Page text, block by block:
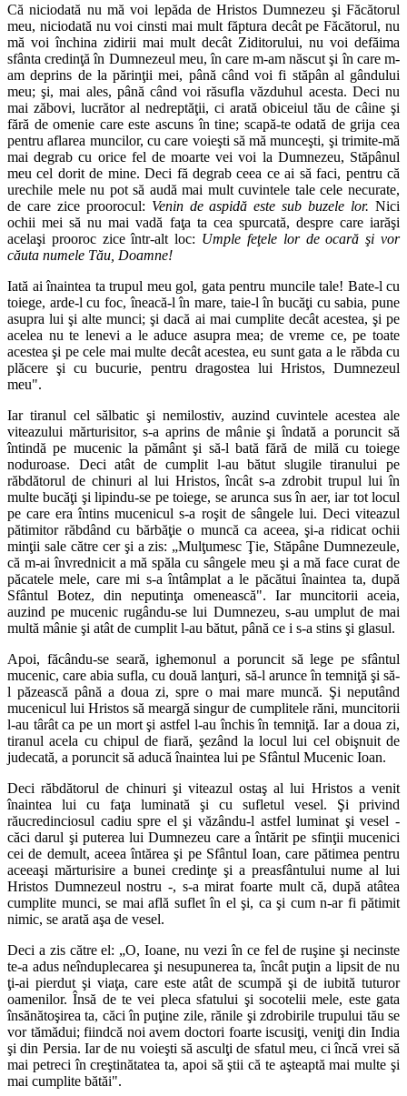
Că niciodată nu mă voi lepăda de Hristos Dumnezeu şi Făcătorul
meu, niciodată nu voi cinsti mai mult făptura decât pe Făcătorul, nu
mă voi închina zidirii mai mult decât Ziditorului, nu voi defăima
sfânta credinţă în Dumnezeul meu, în care m-am născut şi în care m-
am deprins de la părinţii mei, până când voi fi stăpân al gândului
meu; şi, mai ales, până când voi răsufla văzduhul acesta. Deci nu
mai zăbovi, lucrător al nedreptăţii, ci arată obiceiul tău de câine şi
fără de omenie care este ascuns în tine; scapă-te odată de grija cea
pentru aflarea muncilor, cu care voieşti să mă munceşti, şi trimite-mă
mai degrab cu orice fel de moarte vei voi la Dumnezeu, Stăpânul
meu cel dorit de mine. Deci fă degrab ceea ce ai să faci, pentru că
urechile mele nu pot să audă mai mult cuvintele tale cele necurate,
de care zice proorocul: Venin de aspidă este sub buzele lor.Nici
ochii mei să nu mai vadă faţa ta cea spurcată, despre care iarăşi
acelaşi prooroc zice într-alt loc: Umple feţele lor de ocară şi vor
căuta numele Tău, Doamne!
Iată ai înaintea ta trupul meu gol, gata pentru muncile tale! Bate-l cu
toiege, arde-l cu foc, îneacă-l în mare, taie-l în bucăţi cu sabia, pune
asupra lui şi alte munci; şi dacă ai mai cumplite decât acestea, şi pe
acelea nu te lenevi a le aduce asupra mea; de vreme ce, pe toate
acestea şi pe cele mai multe decât acestea, eu sunt gata a le răbda cu
plăcere şi cu bucurie, pentru dragostea lui Hristos, Dumnezeul
meu".
Iar tiranul cel sălbatic şi nemilostiv, auzind cuvintele acestea ale
viteazului mărturisitor, s-a aprins de mânie şi îndată a poruncit să
întindă pe mucenic la pământ şi să-l bată fără de milă cu toiege
noduroase. Deci atât de cumplit l-au bătut slugile tiranului pe
răbdătorul de chinuri al lui Hristos, încât s-a zdrobit trupul lui în
multe bucăţi şi lipindu-se pe toiege, se arunca sus în aer, iar tot locul
pe care era întins mucenicul s-a roşit de sângele lui. Deci viteazul
pătimitor răbdând cu bărbăţie o muncă ca aceea, şi-a ridicat ochii
minţii sale către cer şi a zis: „Mulţumesc Ţie, Stăpâne Dumnezeule,
că m-ai învrednicit a mă spăla cu sângele meu şi a mă face curat de
păcatele mele, care mi s-a întâmplat a le păcătui înaintea ta, după
Sfântul Botez, din neputinţa omenească". Iar muncitorii aceia,
auzind pe mucenic rugându-se lui Dumnezeu, s-au umplut de mai
multă mânie şi atât de cumplit l-au bătut, până ce i s-a stins şi glasul.
Apoi, făcându-se seară, ighemonul a poruncit să lege pe sfântul
mucenic, care abia sufla, cu două lanţuri, să-l arunce în temniţă şi să-
l păzească până a doua zi, spre o mai mare muncă. Şi neputând
mucenicul lui Hristos să meargă singur de cumplitele răni, muncitorii
l-au târât ca pe un mort şi astfel l-au închis în temniţă. Iar a doua zi,
tiranul acela cu chipul de fiară, şezând la locul lui cel obişnuit de
judecată, a poruncit să aducă înaintea lui pe Sfântul Mucenic Ioan.
Deci răbdătorul de chinuri şi viteazul ostaş al lui Hristos a venit
înaintea lui cu faţa luminată şi cu sufletul vesel. Şi privind
răucredinciosul cadiu spre el şi văzându-l astfel luminat şi vesel -
căci darul şi puterea lui Dumnezeu care a întărit pe sfinţii mucenici
cei de demult, aceea întărea şi pe Sfântul Ioan, care pătimea pentru
aceeaşi mărturisire a bunei credinţe şi a preasfântului nume al lui
Hristos Dumnezeul nostru -, s-a mirat foarte mult că, după atâtea
cumplite munci, se mai află suflet în el şi, ca şi cum n-ar fi pătimit
nimic, se arată aşa de vesel.
Deci a zis către el: „O, Ioane, nu vezi în ce fel de ruşine şi necinste
te-a adus neînduplecarea şi nesupunerea ta, încât puţin a lipsit de nu
ţi-ai pierdut şi viaţa, care este atât de scumpă şi de iubită tuturor
oamenilor. Însă de te vei pleca sfatului şi socotelii mele, este gata
însănătoşirea ta, căci în puţine zile, rănile şi zdrobirile trupului tău se
vor tămădui; fiindcă noi avem doctori foarte iscusiţi, veniţi din India
şi din Persia. Iar de nu voieşti să asculţi de sfatul meu, ci încă vrei să
mai petreci în creştinătatea ta, apoi să ştii că te aşteaptă mai multe şi
mai cumplite bătăi".